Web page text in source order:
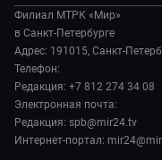
Экономика
Культура
Игра в кино
Исторический детектив
Миллион за 5 минут
МИР. Мнение
Мировое соглашение
Пять причин поехать в...
История
Руководство
Новости компании
Пресса о нас
Карьера
Реклама
Филиал МТРК «Мир»
в Санкт-Петербурге
Адрес: 191015, Санкт-
Телефон:
Редакция: +7 812 274 34 08
Электронная почта:
Редакция: spb@mir24.tv
Интернет-портал: